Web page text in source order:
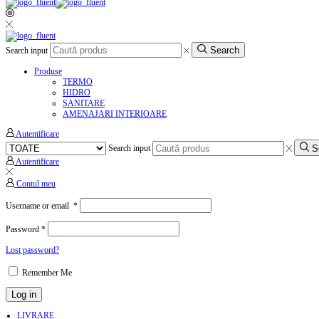
Search input Search
Produse
TERMO
HIDRO
SANITARE
AMENAJARI INTERIOARE
Autentificare
Search input
Autentificare
Contul meu
Username or email *
Password *
Lost password?
Remember Me
Log in
LIVRARE